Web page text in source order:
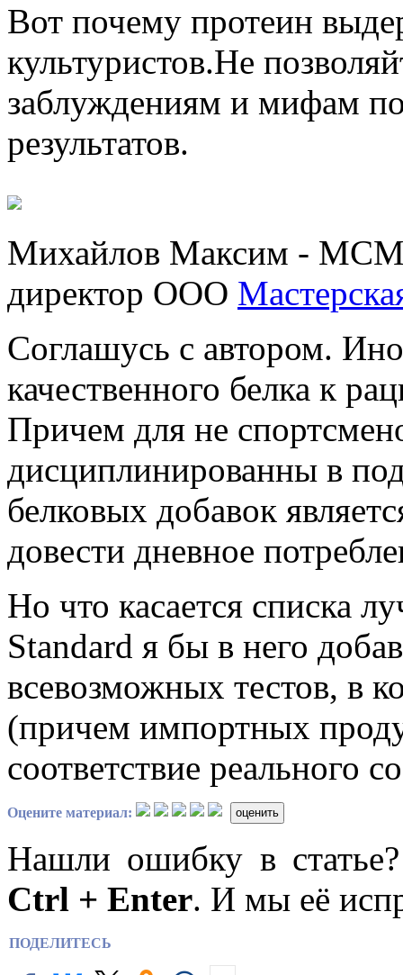
Вот почему протеин
культуристов.Не
заблуждениям и мифам
результатов.
Михайлов Максим -
директор ООО
Соглашусь с автором.
качественного белка к
Причем для не
дисциплинированны в
белковых добавок
довести дневное
Но что касается списка
Standard я бы в него
всевозможных тестов, в
(причем импортных
соответствие реального
Оцените материал: оценить
Нашли ошибку в
Ctrl + Enter. И мы её
ПОДЕЛИТЕСЬ